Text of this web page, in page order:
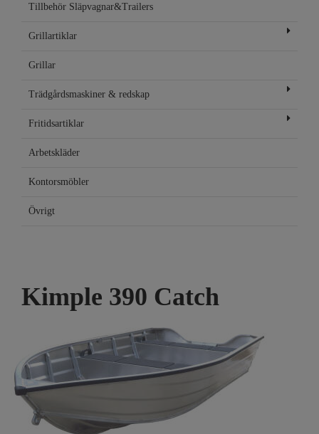
Tillbehör Släpvagnar&Trailers
Grillartiklar
Grillar
Trädgårdsmaskiner & redskap
Fritidsartiklar
Arbetskläder
Kontorsmöbler
Övrigt
Kimple 390 Catch